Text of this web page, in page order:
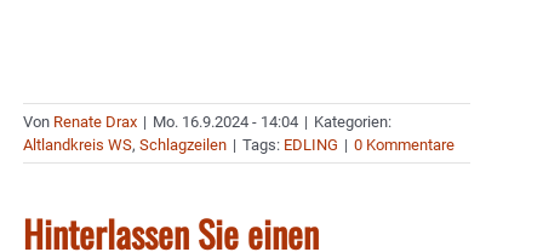
Von Renate Drax | Mo. 16.9.2024 - 14:04 | Kategorien:
Altlandkreis WS, Schlagzeilen | Tags: EDLING | 0 Kommentare
Hinterlassen Sie einen